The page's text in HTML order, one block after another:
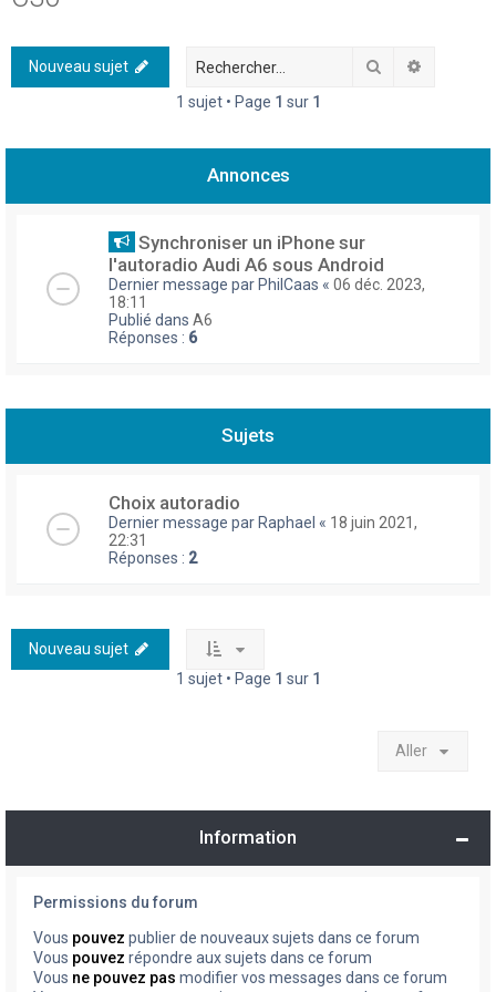
h
r
Nouveau sujet Rechercher
1 sujet • Page 1 sur 1
Annonces
Synchroniser un iPhone sur
l'autoradio Audi A6 sous Android
Dernier message par PhilCaas « 06 déc. 2023,
18:11
Publié dans A6
Réponses : 6
Sujets
Choix autoradio
Dernier message par Raphael « 18 juin 2021,
22:31
Réponses : 2
Nouveau sujet
1 sujet • Page 1 sur 1
Aller
Information
Permissions du forum
Vous pouvez publier de nouveaux sujets dans ce forum
Vous pouvez répondre aux sujets dans ce forum
Vous ne pouvez pas modifier vos messages dans ce forum